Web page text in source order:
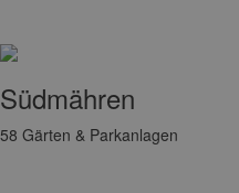
Südmähren
58 Gärten & Parkanlagen